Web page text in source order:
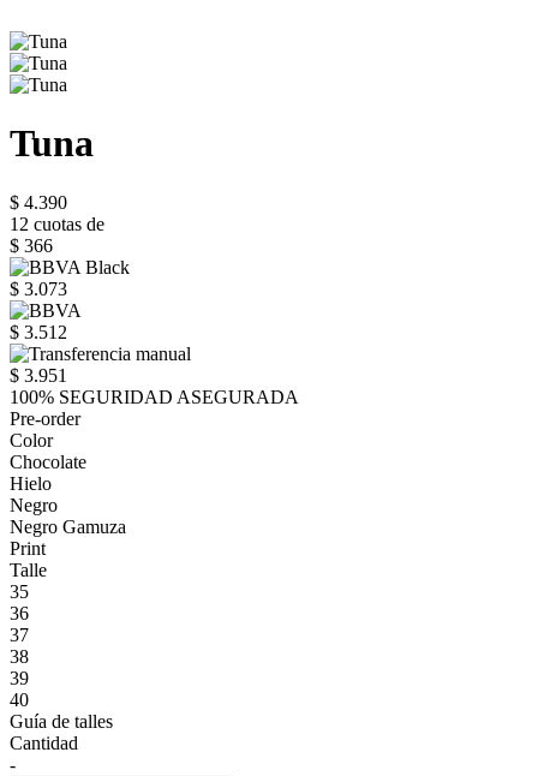
Tuna
$ 4.390
12 cuotas de
$ 366
$ 3.073
$ 3.512
$ 3.951
100% SEGURIDAD ASEGURADA
Pre-order
Color
Chocolate
Hielo
Negro
Negro Gamuza
Print
Talle
35
36
37
38
39
40
Guía de talles
Cantidad
-